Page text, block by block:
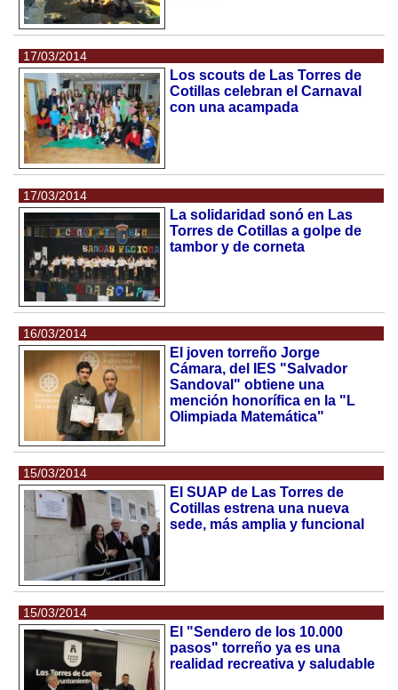
17/03/2014
Los scouts de Las Torres de
Cotillas celebran el Carnaval
con una acampada
17/03/2014
La solidaridad sonó en Las
Torres de Cotillas a golpe de
tambor y de corneta
16/03/2014
El joven torreño Jorge
Cámara, del IES "Salvador
Sandoval" obtiene una
mención honorífica en la "L
Olimpiada Matemática"
15/03/2014
El SUAP de Las Torres de
Cotillas estrena una nueva
sede, más amplia y funcional
15/03/2014
El "Sendero de los 10.000
pasos" torreño ya es una
realidad recreativa y saludable